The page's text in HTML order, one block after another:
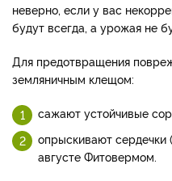
неверно, если у вас
будут всегда, а урожая не
Для предотвращения
земляничным клещом:
сажают устойчивые
опрыскивают сердечки
августе Фитовермом.